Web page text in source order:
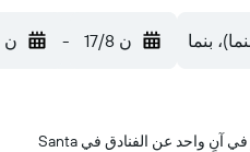
ن 17/8 - ن 24/8
يبحث KAYAK في مئات مواقع السفر في آنٍ واحد عن الفنادق في Santa